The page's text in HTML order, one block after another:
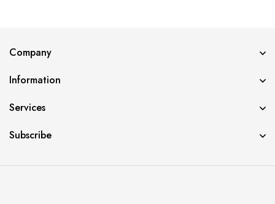
Company
Information
Services
Subscribe